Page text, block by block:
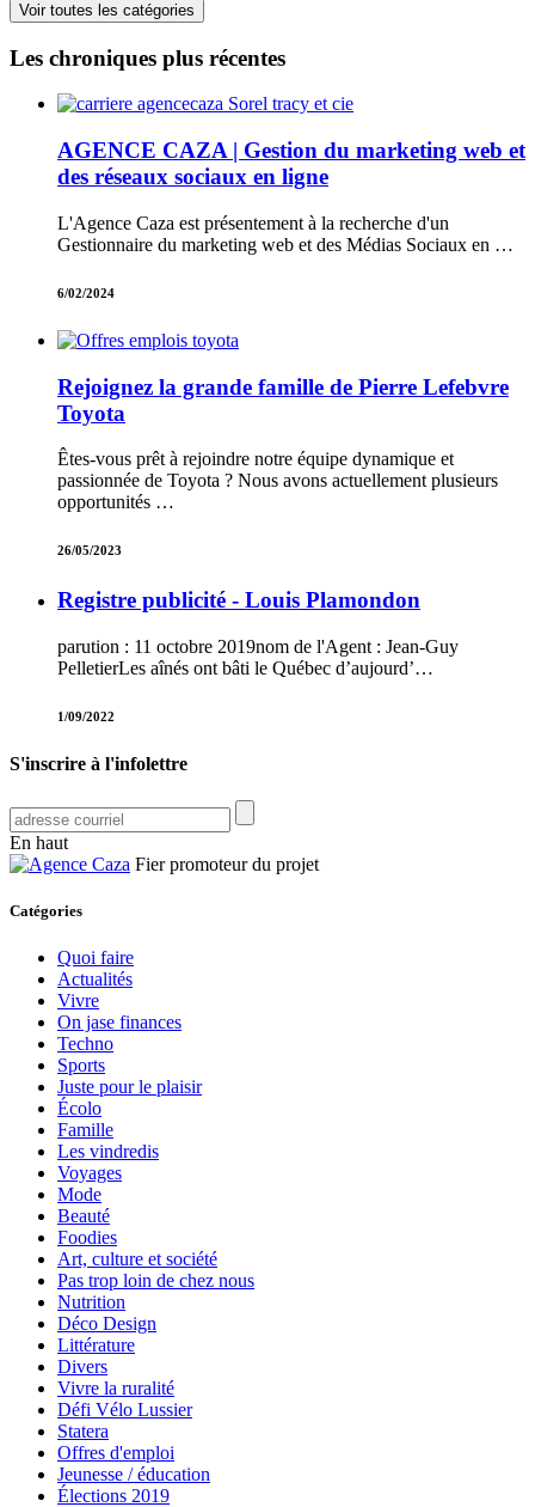
Voir toutes les catégories
Les chroniques plus récentes
AGENCE CAZA | Gestion du marketing web et
des réseaux sociaux en ligne
L'Agence Caza est présentement à la recherche d'un
Gestionnaire du marketing web et des Médias Sociaux en …
6/02/2024
Rejoignez la grande famille de Pierre Lefebvre
Toyota
Êtes-vous prêt à rejoindre notre équipe dynamique et
passionnée de Toyota ? Nous avons actuellement plusieurs
opportunités …
26/05/2023
Registre publicité - Louis Plamondon
parution : 11 octobre 2019nom de l'Agent : Jean-Guy
PelletierLes aînés ont bâti le Québec d’aujourd’…
1/09/2022
S'inscrire à l'infolettre
En haut
Fier promoteur du projet
Catégories
Quoi faire
Actualités
Vivre
On jase finances
Techno
Sports
Juste pour le plaisir
Écolo
Famille
Les vindredis
Voyages
Mode
Beauté
Foodies
Art, culture et société
Pas trop loin de chez nous
Nutrition
Déco Design
Littérature
Divers
Vivre la ruralité
Défi Vélo Lussier
Statera
Offres d'emploi
Jeunesse / éducation
Élections 2019